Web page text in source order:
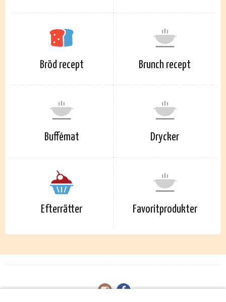
Bröd recept Brunch recept
Buffémat Drycker
Efterrätter Favoritprodukter